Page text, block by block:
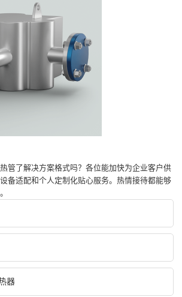
管了解决方案格式吗？各位能加快为企业客户供
备适配和个人定制化贴心服务。热情接待都能够